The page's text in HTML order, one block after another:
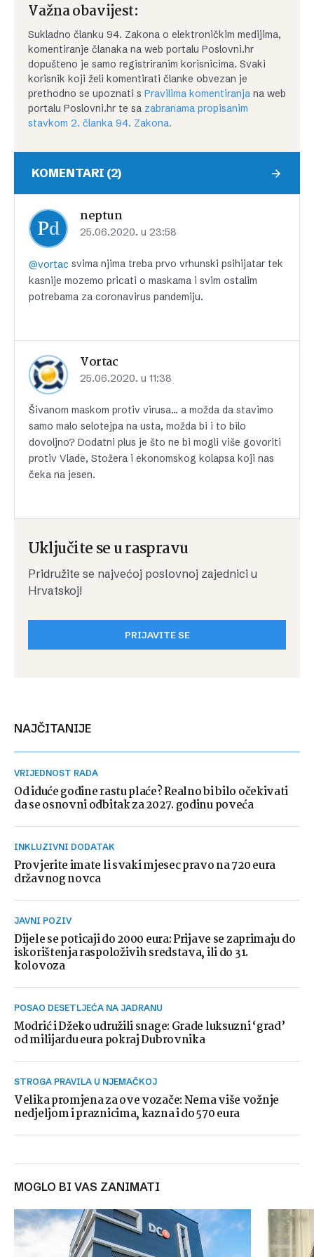
Važna obavijest:
Sukladno članku 94. Zakona o elektroničkim medijima,
komentiranje članaka na web portalu Poslovni.hr
dopušteno je samo registriranim korisnicima. Svaki
korisnik koji želi komentirati članke obvezan je
prethodno se upoznati s Pravilima komentiranja na web
portalu Poslovni.hr te sa zabranama propisanim
stavkom 2. članka 94. Zakona.
KOMENTARI (2)
neptun
25.06.2020. u 23:58
@vortac svima njima treba prvo vrhunski psihijatar tek
kasnije mozemo pricati o maskama i svim ostalim
potrebama za coronavirus pandemiju.
Vortac
25.06.2020. u 11:38
Šivanom maskom protiv virusa… a možda da stavimo
samo malo selotejpa na usta, možda bi i to bilo
dovoljno? Dodatni plus je što ne bi mogli više govoriti
protiv Vlade, Stožera i ekonomskog kolapsa koji nas
čeka na jesen.
Uključite se u raspravu
Pridružite se najvećoj poslovnoj zajednici u
Hrvatskoj!
PRIJAVITE SE
NAJČITANIJE
VRIJEDNOST RADA
Od iduće godine rastu plaće? Realno bi bilo očekivati
da se osnovni odbitak za 2027. godinu poveća
INKLUZIVNI DODATAK
Provjerite imate li svaki mjesec pravo na 720 eura
državnog novca
JAVNI POZIV
Dijele se poticaji do 2000 eura: Prijave se zaprimaju do
iskorištenja raspoloživih sredstava, ili do 31.
kolovoza
POSAO DESETLJEĆA NA JADRANU
Modrić i Džeko udružili snage: Grade luksuzni ‘grad’
od milijardu eura pokraj Dubrovnika
STROGA PRAVILA U NJEMAČKOJ
Velika promjena za ove vozače: Nema više vožnje
nedjeljom i praznicima, kazna i do 570 eura
MOGLO BI VAS ZANIMATI